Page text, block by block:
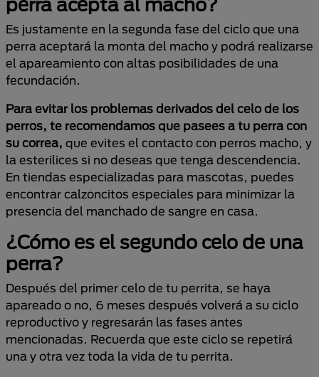
perra acepta al macho?
Es justamente en la segunda fase del ciclo que una
perra aceptará la monta del macho y podrá realizarse
el apareamiento con altas posibilidades de una
fecundación.
Para evitar los problemas derivados del celo de los
perros, te recomendamos que pasees a tu perra con
su correa, que evites el contacto con perros macho, y
la esterilices si no deseas que tenga descendencia.
En tiendas especializadas para mascotas, puedes
encontrar calzoncitos especiales para minimizar la
presencia del manchado de sangre en casa.
¿Cómo es el segundo celo de una
perra?
Después del primer celo de tu perrita, se haya
apareado o no, 6 meses después volverá a su ciclo
reproductivo y regresarán las fases antes
mencionadas. Recuerda que este ciclo se repetirá
una y otra vez toda la vida de tu perrita.